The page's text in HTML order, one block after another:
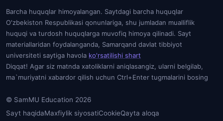
Barcha huquqlar himoyalangan. Saytdagi barcha huquqlar
O'zbekiston Respublikasi qonunlariga, shu jumladan mualliflik
huquqi va turdosh huquqlarga muvofiq himoya qilinadi. Sayt
materiallaridan foydalanganda, Samarqand davlat tibbiyot
universiteti saytiga havola ko'rsatilishi shart
Diqqat! Agar siz matnda xatoliklarni aniqlasangiz, ularni belgilab,
ma`muriyatni xabardor qilish uchun Ctrl+Enter tugmalarini bosing
© SamMU Education 2026
Sayt haqidaMaxfiylik siyosatiCookieQayta aloqa